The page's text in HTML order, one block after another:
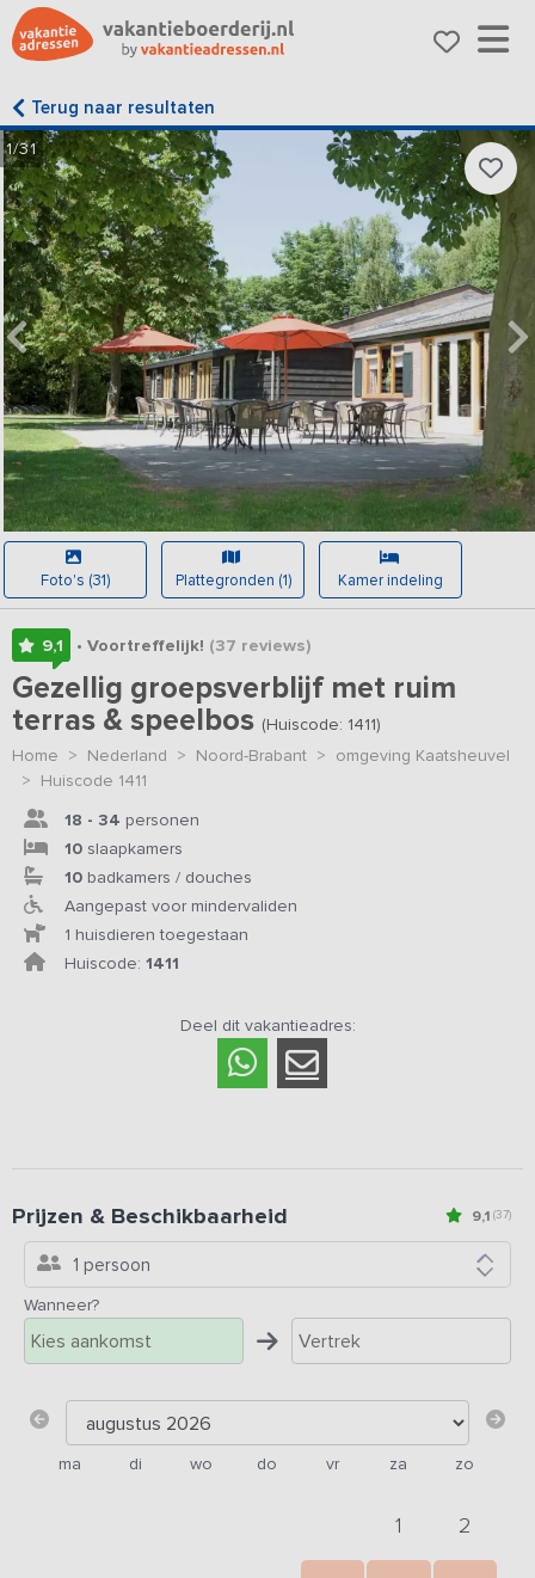
Terug naar resultaten
1/31
Foto's (31) Plattegronden (1) Kamer indeling
9,1 • Voortreffelijk! (37 reviews)
Gezellig groepsverblijf met ruim
terras & speelbos (Huiscode: 1411)
Home > Nederland > Noord-Brabant > omgeving Kaatsheuvel
> Huiscode 1411
18 - 34 personen
10 slaapkamers
10 badkamers / douches
Aangepast voor mindervaliden
1 huisdieren toegestaan
Huiscode: 1411
Deel dit vakantieadres:
9,1 (37)
Prijzen & Beschikbaarheid
1 persoon
Wanneer?
ma di wo do vr za zo
1 2